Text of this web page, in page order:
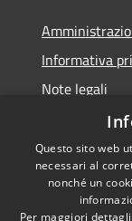
Informativa
Note legali
RSS
Questo sito web
necessari al
nonché un
Per maggiori